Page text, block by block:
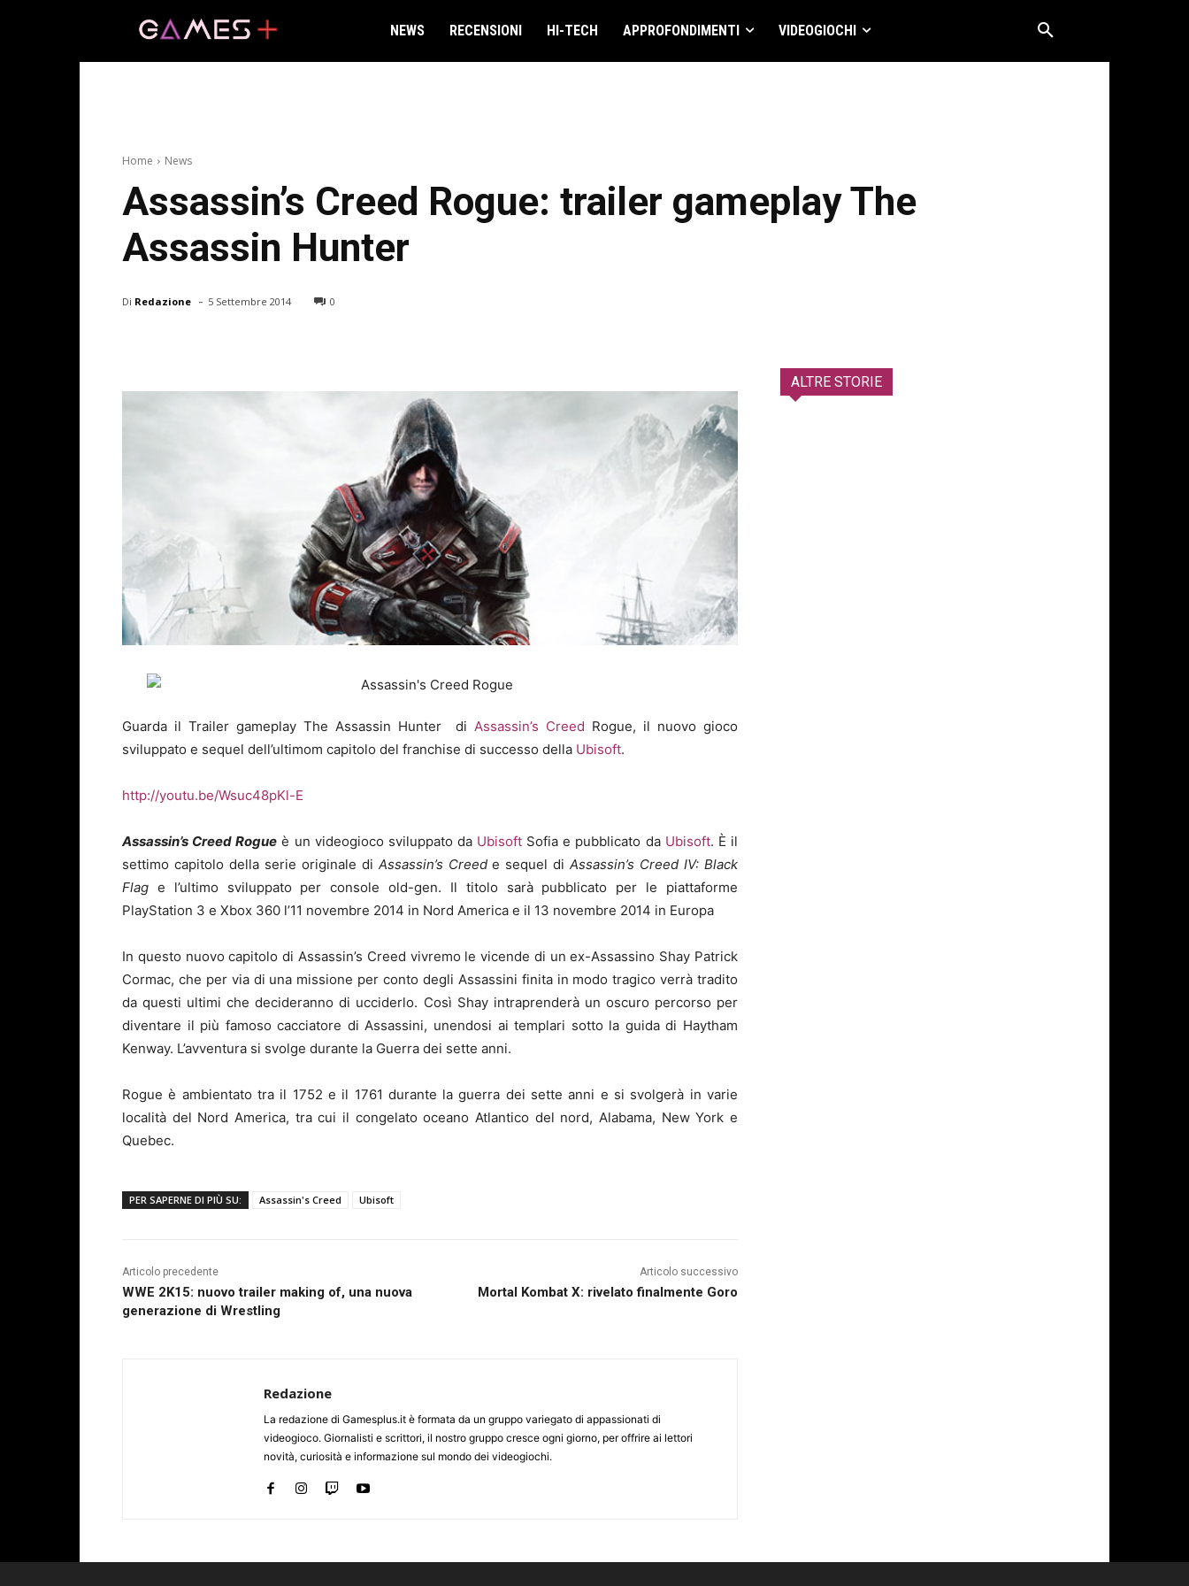
NEWS RECENSIONI HI-TECH APPROFONDIMENTI VIDEOGIOCHI
Home News
Assassin’s Creed Rogue: trailer gameplay The
Assassin Hunter
Di Redazione - 5 Settembre 2014 0
Guarda il Trailer gameplay The Assassin Hunter di Assassin’s Creed Rogue, il nuovo gioco
sviluppato e sequel dell’ultimom capitolo del franchise di successo della Ubisoft.
http://youtu.be/Wsuc48pKl-E
Assassin’s Creed Rogue è un videogioco sviluppato da Ubisoft Sofia e pubblicato da Ubisoft. È il
settimo capitolo della serie originale di Assassin’s Creede sequel diAssassin’s Creed IV: Black
Flag e l’ultimo sviluppato per console old-gen. Il titolo sarà pubblicato per le piattaforme
PlayStation 3 e Xbox 360 l’11 novembre 2014 in Nord America e il 13 novembre 2014 in Europa
In questo nuovo capitolo di Assassin’s Creed vivremo le vicende di un ex-Assassino Shay Patrick
Cormac, che per via di una missione per conto degli Assassini finita in modo tragico verrà tradito
da questi ultimi che decideranno di ucciderlo. Così Shay intraprenderà un oscuro percorso per
diventare il più famoso cacciatore di Assassini, unendosi ai templari sotto la guida di Haytham
Kenway. L’avventura si svolge durante la Guerra dei sette anni.
Rogue è ambientato tra il 1752 e il 1761 durante la guerra dei sette anni e si svolgerà in varie
località del Nord America, tra cui il congelato oceano Atlantico del nord, Alabama, New York e
Quebec.
PER SAPERNE DI PIÙ SU: Assassin's Creed Ubisoft
Articolo precedente
WWE 2K15: nuovo trailer making of, una nuova
generazione di Wrestling
Articolo successivo
Mortal Kombat X: rivelato finalmente Goro
Redazione
La redazione di Gamesplus.it è formata da un gruppo variegato di appassionati di
videogioco. Giornalisti e scrittori, il nostro gruppo cresce ogni giorno, per offrire ai lettori
novità, curiosità e informazione sul mondo dei videogiochi.
ALTRE STORIE